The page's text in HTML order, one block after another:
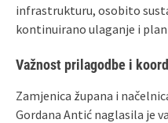
infrastrukturu, osobito
kontinuirano ulaganje i
Važnost prilagodbe i
Zamjenica župana i
Gordana Antić naglasila je